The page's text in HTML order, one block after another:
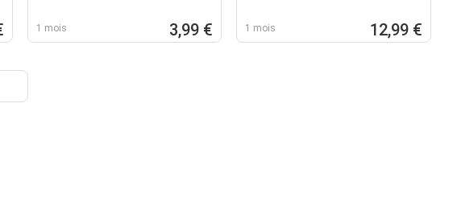
1 mois 3,99 € 1 mois 12,99 €